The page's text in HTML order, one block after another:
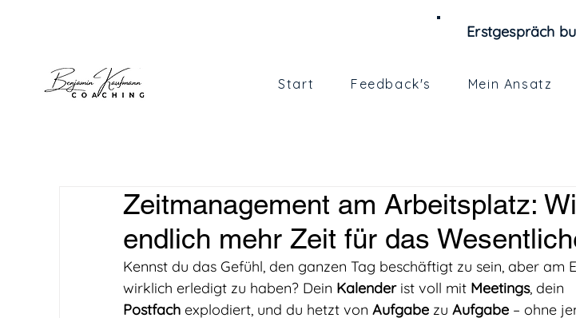
Erstgespräch
Start Feedback's Mein Ansatz
Zeitmanagement am Arbeitsplatz:
endlich mehr Zeit für das
Kennst du das Gefühl, den ganzen Tag beschäftigt zu sein, aber am
wirklich erledigt zu haben? Dein Kalender ist voll mit Meetings, dein
Postfach explodiert, und du hetzt von Aufgabe zu Aufgabe – ohne